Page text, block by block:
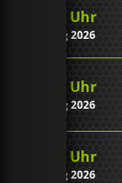
21:09 Uhr
07. Aug 2026
21:05 Uhr
07. Aug 2026
21:00 Uhr
07. Aug 2026